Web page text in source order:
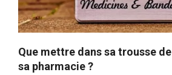
Que mettre dans sa trousse
sa pharmacie ?